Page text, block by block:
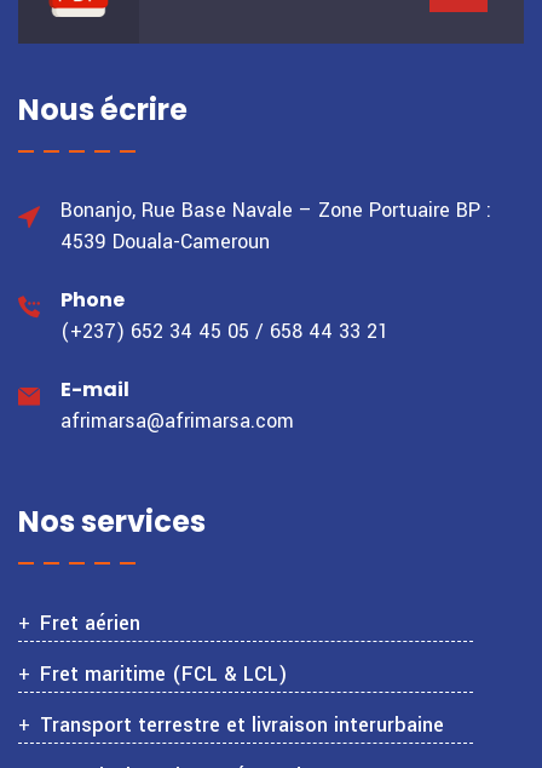
Nous écrire
Bonanjo, Rue Base Navale – Zone Portuaire BP :
4539 Douala-Cameroun
Phone
(+237) 652 34 45 05 / 658 44 33 21
E-mail
afrimarsa@afrimarsa.com
Nos services
Fret aérien
Fret maritime (FCL & LCL)
Transport terrestre et livraison interurbaine